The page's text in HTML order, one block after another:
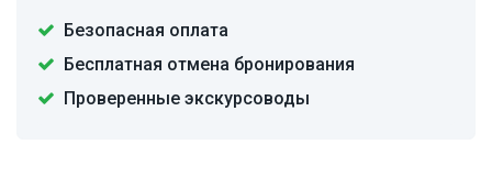
Безопасная оплата
Бесплатная отмена бронирования
Проверенные экскурсоводы